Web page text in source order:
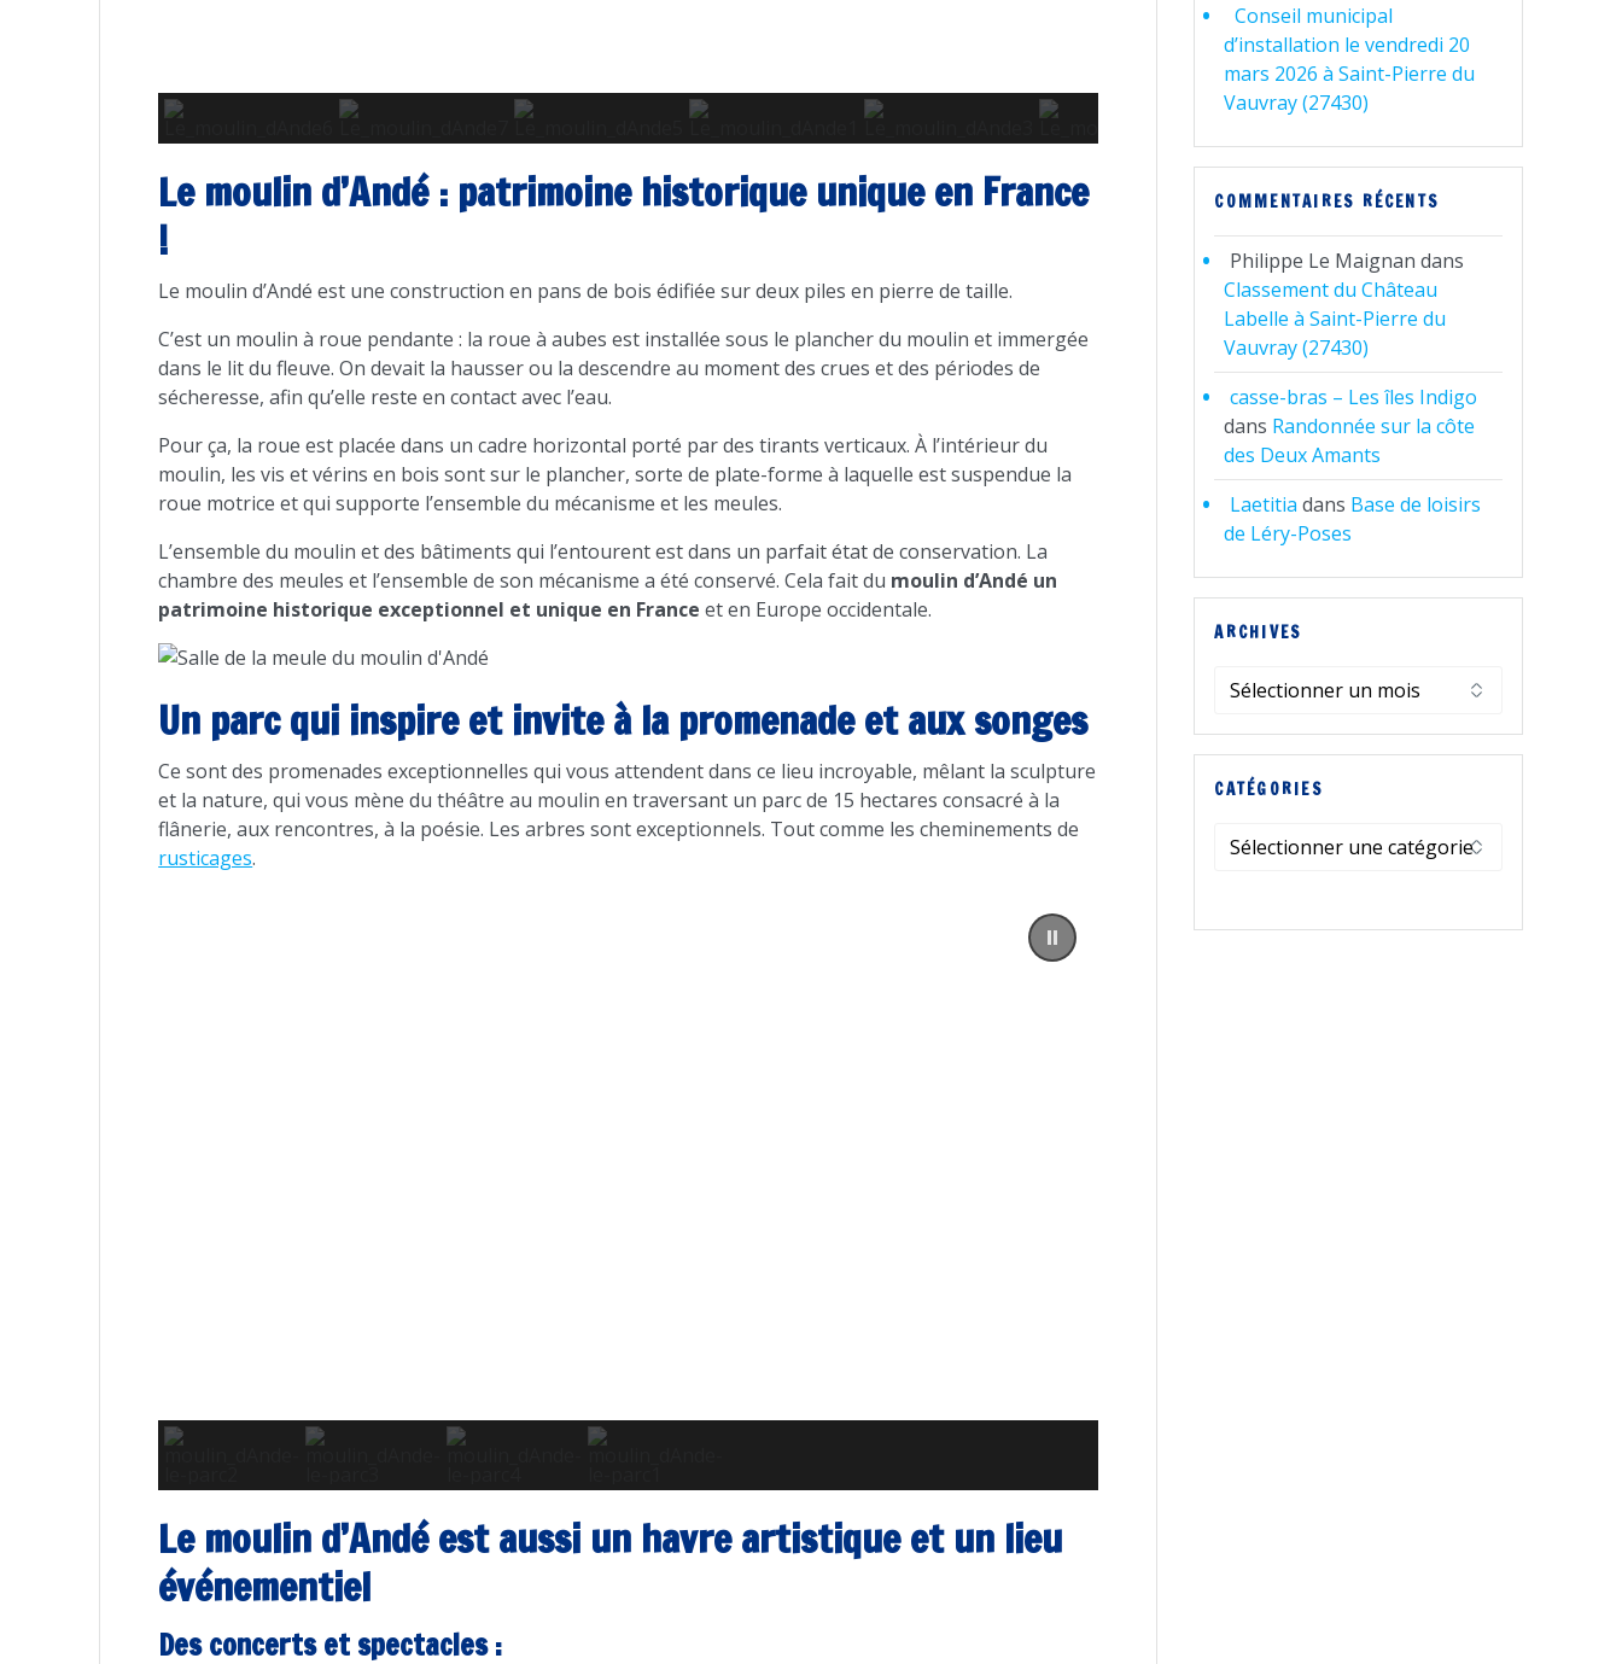
Le moulin d’Andé : patrimoine historique unique en France
!
Le moulin d’Andé est une construction en pans de bois édifiée sur deux piles en pierre de taille.
C’est un moulin à roue pendante : la roue à aubes est installée sous le plancher du moulin et immergée
dans le lit du fleuve. On devait la hausser ou la descendre au moment des crues et des périodes de
sécheresse, afin qu’elle reste en contact avec l’eau.
Pour ça, la roue est placée dans un cadre horizontal porté par des tirants verticaux. À l’intérieur du
moulin, les vis et vérins en bois sont sur le plancher, sorte de plate-forme à laquelle est suspendue la
roue motrice et qui supporte l’ensemble du mécanisme et les meules.
L’ensemble du moulin et des bâtiments qui l’entourent est dans un parfait état de conservation. La
chambre des meules et l’ensemble de son mécanisme a été conservé. Cela fait du moulin d’Andé un
patrimoine historique exceptionnel et unique en France et en Europe occidentale.
Un parc qui inspire et invite à la promenade et aux songes
Ce sont des promenades exceptionnelles qui vous attendent dans ce lieu incroyable, mêlant la sculpture
et la nature, qui vous mène du théâtre au moulin en traversant un parc de 15 hectares consacré à la
flânerie, aux rencontres, à la poésie. Les arbres sont exceptionnels. Tout comme les cheminements de
rusticages.
Le moulin d’Andé est aussi un havre artistique et un lieu
événementiel
Des concerts et spectacles :
Conseil municipal
d’installation le vendredi 20
mars 2026 à Saint-Pierre du
Vauvray (27430)
COMMENTAIRES RÉCENTS
Philippe Le Maignan dans
Classement du Château
Labelle à Saint-Pierre du
Vauvray (27430)
casse-bras – Les îles Indigo
dans Randonnée sur la côte
des Deux Amants
Laetitia dans Base de loisirs
de Léry-Poses
ARCHIVES
Archives
CATÉGORIES
Catégories